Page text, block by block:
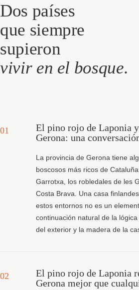
Dos países
que siempre
supieron
vivir en el bosque.
01
El pino rojo de Laponia
Gerona: una
La provincia de Gerona tiene
boscosos más ricos de
Garrotxa, los robledales de les
Costa Brava. Una casa
estos entornos no es un
continuación natural de la
del exterior y la madera de la
02
El pino rojo de Laponia
Gerona mejor que